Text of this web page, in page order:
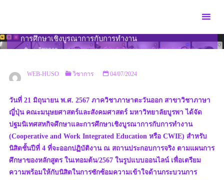
การศึกษาเชิงบูรณาการกับการทำงาน
HOMEวิชาการ
สาขาวิชาภาษาญี่ปุ่น จัดกิจกรรมปฐมนิเทศสหกิจศึกษาและ
WEB-HUSO วิชาการ 04/07/2024
วันที่ 21 มิถุนายน พ.ศ. 2567 ภาควิชาภาษาตะวันออก สาขาวิชาภาษา
ญี่ปุ่น คณะมนุษยศาสตร์และสังคมศาสตร์ มหาวิทยาลัยบูรพา ได้จัด
ปฐมนิเทศสหกิจศึกษาและการศึกษาเชิงบูรณาการกับการทำงาน
(Cooperative and Work Integrated Education หรือ CWIE) สำหรับ
นิสิตชั้นปีที่ 4 ที่จะออกปฏิบัติงาน ณ สถานประกอบการจริง ตามแผนการ
ศึกษาของหลักสูตร ในเทอมต้น/2567 ในรูปแบบออนไลน์ เพื่อเตรียม
ความพร้อมให้กับนิสิตในการซักซ้อมความเข้าใจด้านกระบวนการ